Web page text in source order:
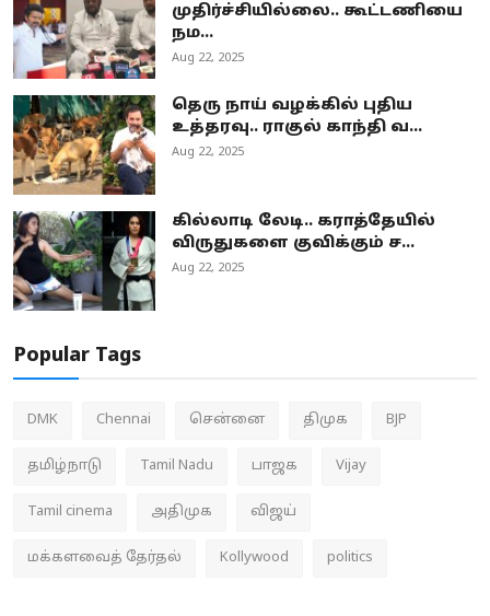
முதிர்ச்சியில்லை.. கூட்டணியை
நம...
Aug 22, 2025
தெரு நாய் வழக்கில் புதிய
உத்தரவு.. ராகுல் காந்தி வ...
Aug 22, 2025
கில்லாடி லேடி.. கராத்தேயில்
விருதுகளை குவிக்கும் ச...
Aug 22, 2025
Popular Tags
DMK Chennai சென்னை திமுக BJP
தமிழ்நாடு Tamil Nadu பாஜக Vijay
Tamil cinema அதிமுக விஜய்
மக்களவைத் தேர்தல் Kollywood politics